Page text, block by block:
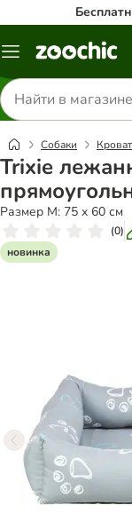
Каталог
Поиск
товаров
Собаки
Trixie
Размер M: 75 x 60 см
(0)
новинка